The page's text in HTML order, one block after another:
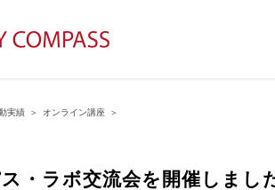
実績 ＞ オンライン講座 ＞
・ラボ交流会を開催しまし